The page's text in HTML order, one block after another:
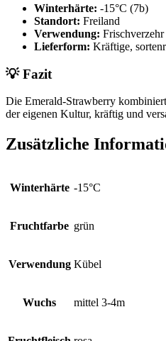
Winterhärte: -15°C (7b)
Standort: Freiland
Verwendung: Frischverzehr
Lieferform: Kräftige,
💡 Fazit
Die Emerald-Strawberry
der eigenen Kultur, kräftig und
Zusätzliche
Winterhärte -15°C
Fruchtfarbe grün
Verwendung Kübel
Wuchs mittel 3-4m